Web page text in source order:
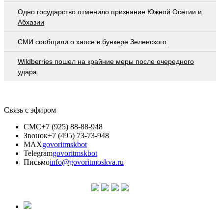
Одно государство отменило признание Южной Осетии и
Абхазии
СМИ сообщили о хаосе в бункере Зеленского
Wildberries пошел на крайние меры после очередного
удара
Связь с эфиром
СМС+7 (925) 88-88-948
Звонок+7 (495) 73-73-948
MAXgovoritmskbot
Telegramgovoritmskbot
Письмоinfo@govoritmoskva.ru